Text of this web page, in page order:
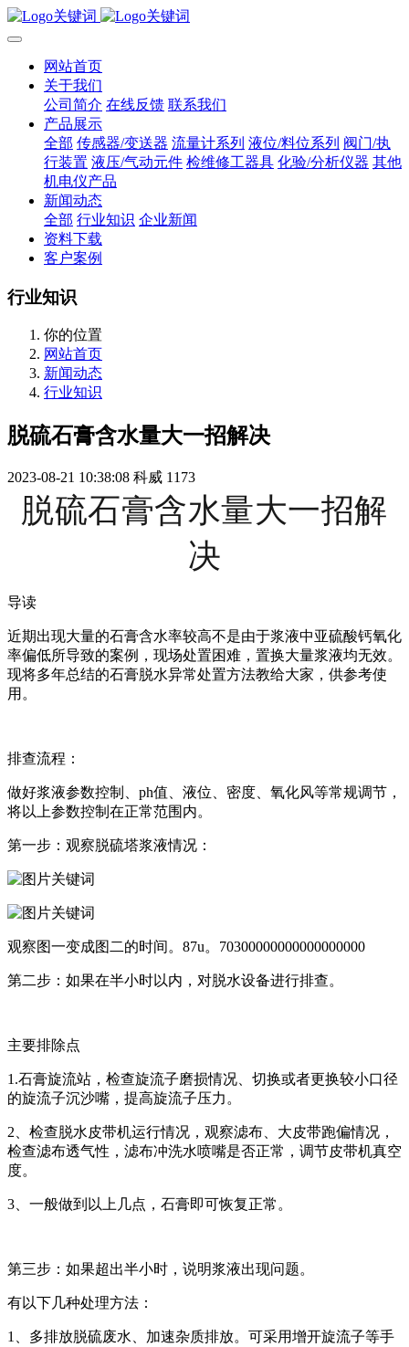
网站首页
关于我们
公司简介 在线反馈 联系我们
产品展示
全部 传感器/变送器 流量计系列 液位/料位系列 阀门/执
行装置 液压/气动元件 检维修工器具 化验/分析仪器 其他
机电仪产品
新闻动态
全部 行业知识 企业新闻
资料下载
客户案例
行业知识
你的位置
网站首页
新闻动态
行业知识
脱硫石膏含水量大一招解决
2023-08-21 10:38:08 科威 1173
脱硫石膏含水量大一招解
决
导读
近期出现大量的石膏含水率较高不是由于浆液中亚硫酸钙氧化
率偏低所导致的案例，现场处置困难，置换大量浆液均无效。
现将多年总结的石膏脱水异常处置方法教给大家，供参考使
用。
排查流程：
做好浆液参数控制、ph值、液位、密度、氧化风等常规调节，
将以上参数控制在正常范围内。
第一步：观察脱硫塔浆液情况：
观察图一变成图二的时间。87u。70300000000000000000
第二步：如果在半小时以内，对脱水设备进行排查。
主要排除点
1.石膏旋流站，检查旋流子磨损情况、切换或者更换较小口径
的旋流子沉沙嘴，提高旋流子压力。
2、检查脱水皮带机运行情况，观察滤布、大皮带跑偏情况，
检查滤布透气性，滤布冲洗水喷嘴是否正常，调节皮带机真空
度。
3、一般做到以上几点，石膏即可恢复正常。
第三步：如果超出半小时，说明浆液出现问题。
有以下几种处理方法：
1、多排放脱硫废水、加速杂质排放。可采用增开旋流子等手